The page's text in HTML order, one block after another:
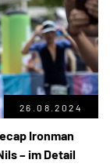
26.08.2024
Ironman
– im Detail